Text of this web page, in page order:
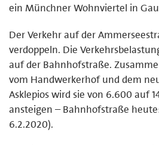
ein Münchner Wohnviertel in
Der Verkehr auf der
verdoppeln. Die
auf der Bahnhofstraße.
vom Handwerkerhof und dem
Asklepios wird sie von 6.600 auf
ansteigen – Bahnhofstraße
6.2.2020).